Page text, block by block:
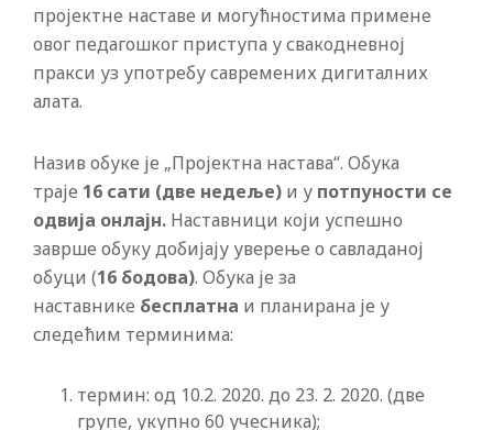
пројектне наставе и могућностима примене
овог педагошког приступа у свакодневној
пракси уз употребу савремених дигиталних
алата.
Назив обуке је „Пројектна настава“. Обука
траје 16 сати (две недеље) и у потпуности се
одвија онлајн. Наставници који успешно
заврше обуку добијају уверење о савладаној
обуци (16 бодова). Обука је за
наставнике бесплатна и планирана је у
следећим терминима:
термин: од 10.2. 2020. до 23. 2. 2020. (две
групе, укупно 60 учесника);